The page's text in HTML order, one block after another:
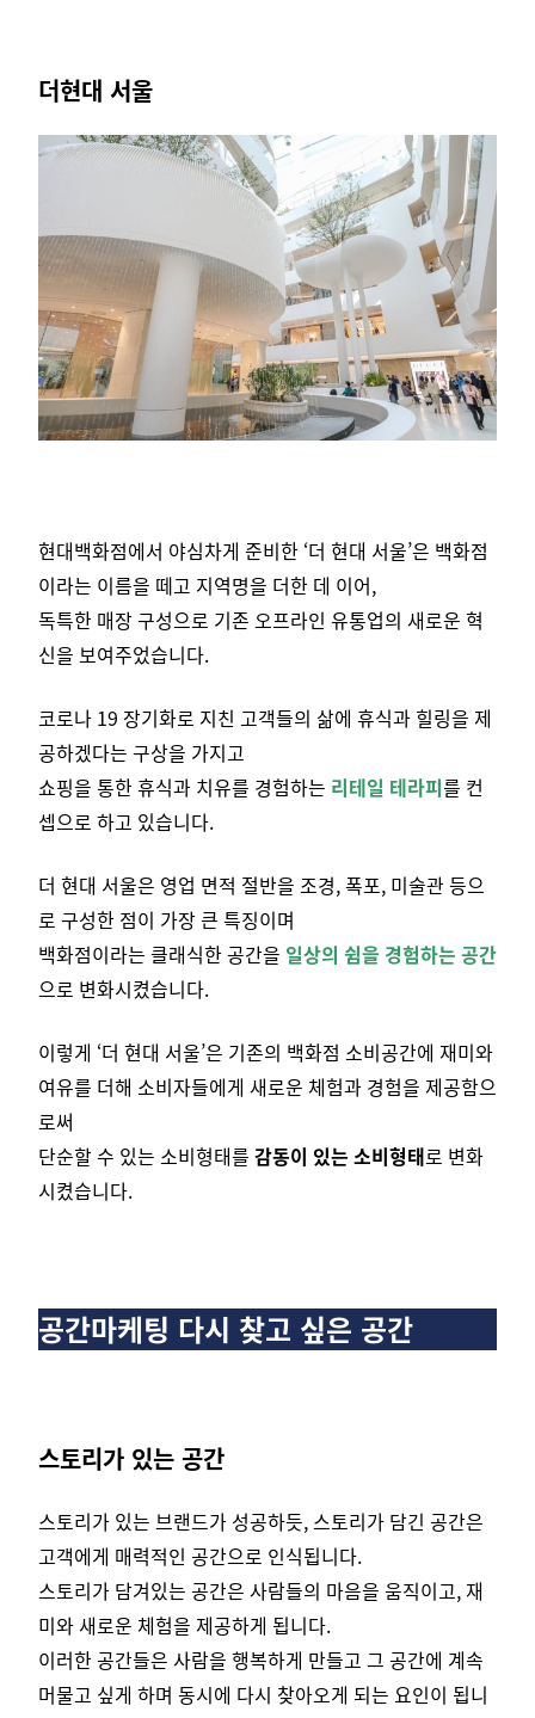
더현대 서울
현대백화점에서 야심차게 준비한 ‘더 현대 서울’은 백화점
이라는 이름을 떼고 지역명을 더한 데 이어,
독특한 매장 구성으로 기존 오프라인 유통업의 새로운 혁
신을 보여주었습니다.
코로나 19 장기화로 지친 고객들의 삶에 휴식과 힐링을 제
공하겠다는 구상을 가지고
쇼핑을 통한 휴식과 치유를 경험하는 리테일 테라피를 컨
셉으로 하고 있습니다.
더 현대 서울은 영업 면적 절반을 조경, 폭포, 미술관 등으
로 구성한 점이 가장 큰 특징이며
백화점이라는 클래식한 공간을 일상의 쉼을 경험하는 공간
으로 변화시켰습니다.
이렇게 ‘더 현대 서울’은 기존의 백화점 소비공간에 재미와
여유를 더해 소비자들에게 새로운 체험과 경험을 제공함으
로써
단순할 수 있는 소비형태를 감동이 있는 소비형태로 변화
시켰습니다.
공간마케팅 다시 찾고 싶은 공간
스토리가 있는 공간
스토리가 있는 브랜드가 성공하듯, 스토리가 담긴 공간은
고객에게 매력적인 공간으로 인식됩니다.
스토리가 담겨있는 공간은 사람들의 마음을 움직이고, 재
미와 새로운 체험을 제공하게 됩니다.
이러한 공간들은 사람을 행복하게 만들고 그 공간에 계속
머물고 싶게 하며 동시에 다시 찾아오게 되는 요인이 됩니